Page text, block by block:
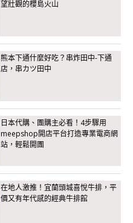
望壯觀的櫻島火山
熊本下通什麼好吃？串炸田中-下通
店，串カツ田中
日本代購、團購主必看！4步驟用
meepshop開店平台打造專業電商網
站，輕鬆開團
在地人激推！宜蘭頭城喜悅牛排，平
價又有年代感的經典牛排館